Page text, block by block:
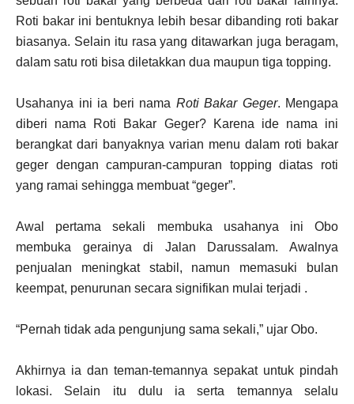
Roti bakar ini bentuknya lebih besar dibanding roti bakar
biasanya. Selain itu rasa yang ditawarkan juga beragam,
dalam satu roti bisa diletakkan dua maupun tiga topping.
Usahanya ini ia beri nama Roti Bakar Geger. Mengapa
diberi nama Roti Bakar Geger? Karena ide nama ini
berangkat dari banyaknya varian menu dalam roti bakar
geger dengan campuran-campuran topping diatas roti
yang ramai sehingga membuat “geger”.
Awal pertama sekali membuka usahanya ini Obo
membuka gerainya di Jalan Darussalam. Awalnya
penjualan meningkat stabil, namun memasuki bulan
keempat, penurunan secara signifikan mulai terjadi .
“Pernah tidak ada pengunjung sama sekali,” ujar Obo.
Akhirnya ia dan teman-temannya sepakat untuk pindah
lokasi. Selain itu dulu ia serta temannya selalu